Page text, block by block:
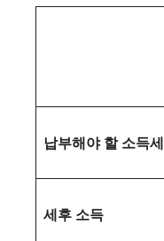
납부해야 할 소득세
세후 소득